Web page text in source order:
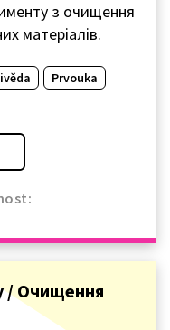
з очищення
матеріалів.
Prvouka
/ Очищення